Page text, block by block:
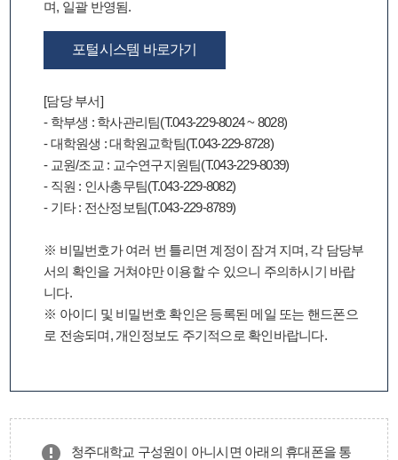
며, 일괄 반영됨.
포털시스템 바로가기
[담당 부서]
- 학부생 : 학사관리팀(T.043-229-8024 ~ 8028)
- 대학원생 : 대학원교학팀(T.043-229-8728)
- 교원/조교 : 교수연구지원팀(T.043-229-8039)
- 직원 : 인사총무팀(T.043-229-8082)
- 기타 : 전산정보팀(T.043-229-8789)
※ 비밀번호가 여러 번 틀리면 계정이 잠겨 지며, 각 담당부
서의 확인을 거쳐야만 이용할 수 있으니 주의하시기 바랍
니다.
※ 아이디 및 비밀번호 확인은 등록된 메일 또는 핸드폰으
로 전송되며, 개인정보도 주기적으로 확인바랍니다.
청주대학교 구성원이 아니시면 아래의 휴대폰을 통